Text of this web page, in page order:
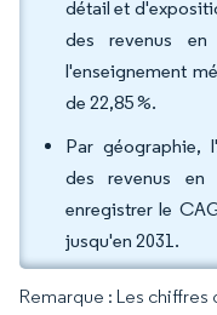
détail et
des revenus
l'enseignement
de 22,85 %.
Par géographie,
des revenus en
enregistrer le
jusqu'en 2031.
Remarque : Les